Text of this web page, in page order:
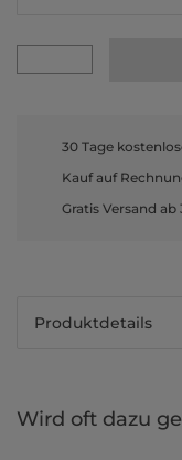
30 Tage
Kauf auf
Gratis Versand
Produktdetails
Wird oft dazu